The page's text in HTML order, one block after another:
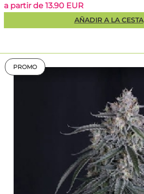
a partir de 13.90 EUR
AÑADIR A LA CESTA
PROMO